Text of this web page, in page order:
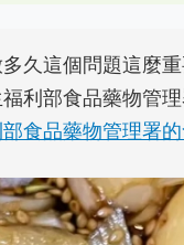
久這個問題這麼
利部食品藥物管
食品藥物管理署